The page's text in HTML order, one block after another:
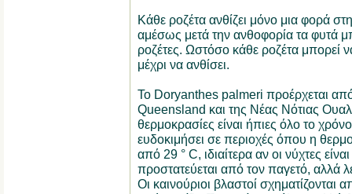
Κάθε ροζέτα ανθίζει μόνο μια φορά
αμέσως μετά την ανθοφορία τα φυτά
ροζέτες. Ωστόσο κάθε ροζέτα μπορεί
μέχρι να ανθίσει.
Το Doryanthes palmeri προέρχεται από
Queensland και της Νέας Νότιας
θερμοκρασίες είναι ήπιες όλο το
ευδοκιμήσει σε περιοχές όπου η
από 29 ° C, ιδιαίτερα αν οι νύχτες
προστατεύεται από τον παγετό, αλλά
Οι καινούριοι βλαστοί